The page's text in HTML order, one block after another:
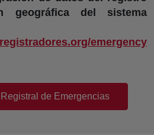
geográfica del sistema
emergency
de Emergencias